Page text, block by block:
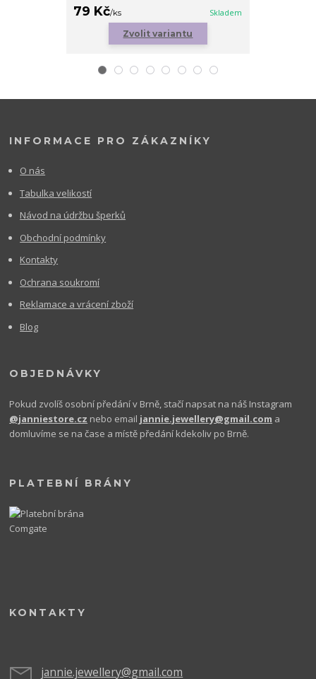
79 Kč/ks Skladem
Zvolit variantu
INFORMACE PRO ZÁKAZNÍKY
O nás
Tabulka velikostí
Návod na údržbu šperků
Obchodní podmínky
Kontakty
Ochrana soukromí
Reklamace a vrácení zboží
Blog
OBJEDNÁVKY
Pokud zvolíš osobní předání v Brně, stačí napsat na náš Instagram
@janniestore.cz nebo email jannie.jewellery@gmail.com a
domluvíme se na čase a místě předání kdekoliv po Brně.
PLATEBNÍ BRÁNY
KONTAKTY
jannie.jewellery@gmail.com